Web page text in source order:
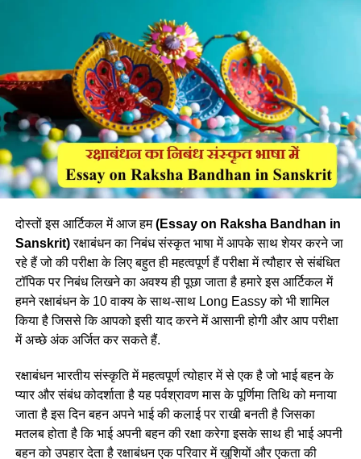
दोस्तों इस आर्टिकल में आज हम(Essay on Raksha Bandhan in
Sanskrit)रक्षाबंधन का निबंध संस्कृत भाषा में आपके साथ शेयर करने जा
रहे हैं जो की परीक्षा के लिए बहुत ही महत्वपूर्ण हैं परीक्षा में त्यौहार से संबंधित
टॉपिक पर निबंध लिखने का अवश्य ही पूछा जाता है हमारे इस आर्टिकल में
हमने रक्षाबंधन के 10 वाक्य के साथ-साथ Long Eassy को भी शामिल
किया है जिससे कि आपको इसी याद करने में आसानी होगी और आप परीक्षा
में अच्छे अंक अर्जित कर सकते हैं.
रक्षाबंधन भारतीय संस्कृति में महत्वपूर्ण त्योहार में से एक है जो भाई बहन के
प्यार और संबंध कोदर्शाता है यह पर्वश्रावण मास के पूर्णिमा तिथि को मनाया
जाता है इस दिन बहन अपने भाई की कलाई पर राखी बनती है जिसका
मतलब होता है कि भाई अपनी बहन की रक्षा करेगा इसके साथ ही भाई अपनी
बहन को उपहार देता है रक्षाबंधन एक परिवार में खुशियों और एकता की